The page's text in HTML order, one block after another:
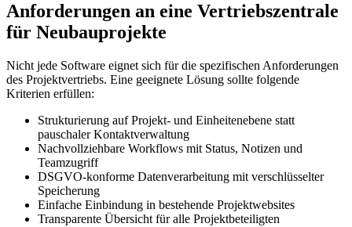
Anforderungen an eine Vertriebszentrale
für Neubauprojekte
Nicht jede Software eignet sich für die spezifischen Anforderungen
des Projektvertriebs. Eine geeignete Lösung sollte folgende
Kriterien erfüllen:
Strukturierung auf Projekt- und Einheitenebene statt
pauschaler Kontaktverwaltung
Nachvollziehbare Workflows mit Status, Notizen und
Teamzugriff
DSGVO-konforme Datenverarbeitung mit verschlüsselter
Speicherung
Einfache Einbindung in bestehende Projektwebsites
Transparente Übersicht für alle Projektbeteiligten